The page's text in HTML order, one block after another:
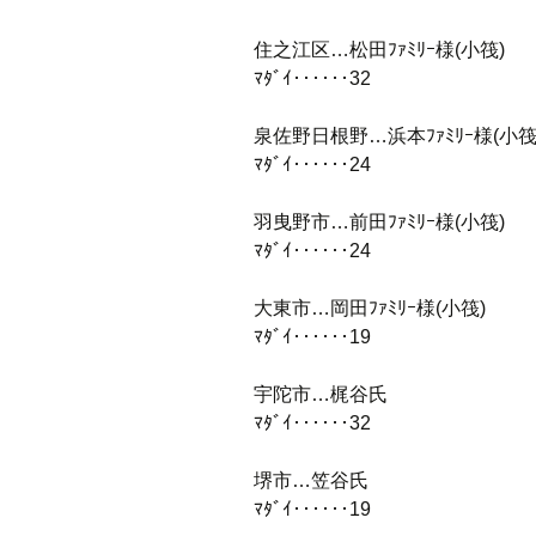
住之江区…松田ﾌｧﾐﾘｰ様(小筏)
ﾏﾀﾞｲ‥‥‥32
泉佐野日根野…浜本ﾌｧﾐﾘｰ様(小
ﾏﾀﾞｲ‥‥‥24
羽曳野市…前田ﾌｧﾐﾘｰ様(小筏)
ﾏﾀﾞｲ‥‥‥24
大東市…岡田ﾌｧﾐﾘｰ様(小筏)
ﾏﾀﾞｲ‥‥‥19
宇陀市…梶谷氏
ﾏﾀﾞｲ‥‥‥32
堺市…笠谷氏
ﾏﾀﾞｲ‥‥‥19